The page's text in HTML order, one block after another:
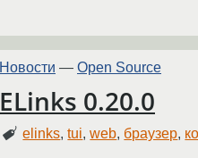
Новости — Open Source
ELinks 0.20.0
elinks,tui,web, браузер,